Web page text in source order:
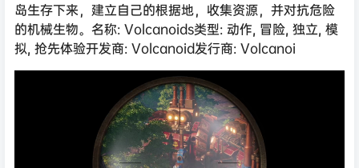
岛生存下来，建立自己的根据地，收集资源，并对抗危险
的机械生物。名称: Volcanoids类型: 动作, 冒险, 独立, 模
拟, 抢先体验开发商: Volcanoid发行商: Volcanoi